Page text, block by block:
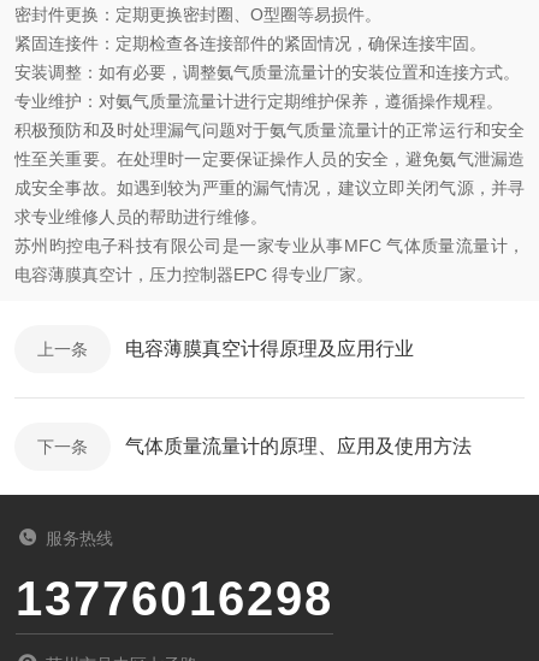
密封件更换：定期更换密封圈、O型圈等易损件。
紧固连接件：定期检查各连接部件的紧固情况，确保连接牢固。
安装调整：如有必要，调整氨气质量流量计的安装位置和连接方式。
专业维护：对氨气质量流量计进行定期维护保养，遵循操作规程。
积极预防和及时处理漏气问题对于氨气质量流量计的正常运行和安全
性至关重要。在处理时一定要保证操作人员的安全，避免氨气泄漏造
成安全事故。如遇到较为严重的漏气情况，建议立即关闭气源，并寻
求专业维修人员的帮助进行维修。
苏州昀控电子科技有限公司是一家专业从事MFC 气体质量流量计，
电容薄膜真空计，压力控制器EPC 得专业厂家。
上一条 电容薄膜真空计得原理及应用行业
下一条 气体质量流量计的原理、应用及使用方法
服务热线
13776016298